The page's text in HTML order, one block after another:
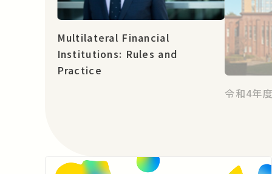
Multilateral Financial
Institutions: Rules and
Practice
令和4年